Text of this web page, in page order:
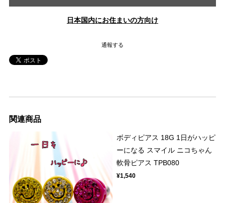
日本国内にお住まいの方向け
通報する
関連商品
ボディピアス 18G 1日がハッピ
ーになる スマイル ニコちゃん
軟骨ピアス TPB080
¥1,540